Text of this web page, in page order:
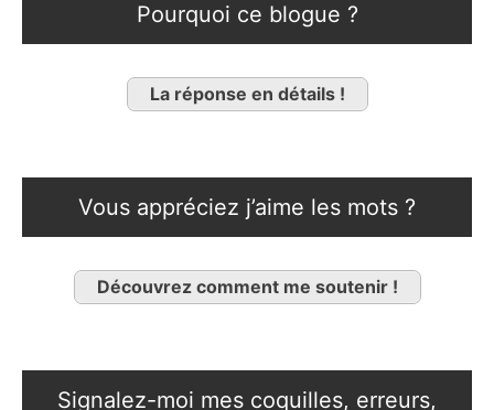
Pourquoi ce blogue ?
La réponse en détails !
Vous appréciez j’aime les mots ?
Découvrez comment me soutenir !
Signalez-moi mes coquilles, erreurs,